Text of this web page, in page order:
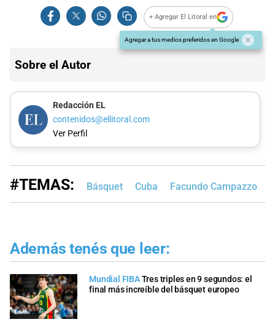
+ Agregar El Litoral en
Agregar a tus medios preferidos en Google
Sobre el Autor
Redacción EL
contenidos@ellitoral.com
Ver Perfil
#TEMAS: Básquet Cuba Facundo Campazzo
Además tenés que leer:
Mundial FIBATres triples en 9 segundos: el
final más increíble del básquet europeo